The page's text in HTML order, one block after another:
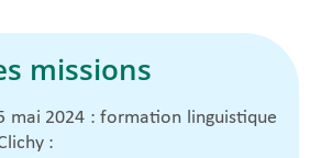
missions
mai 2024 : formation linguistique
: